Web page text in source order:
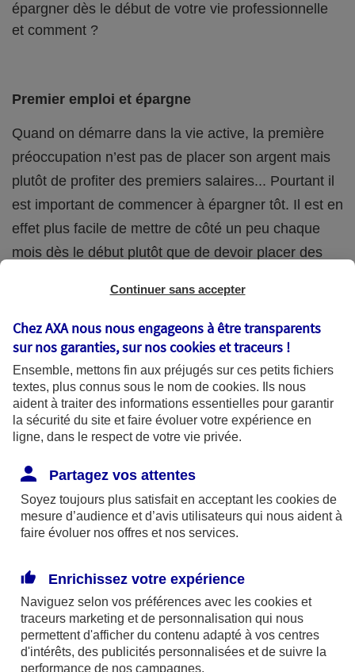
épargner dès le début de votre vie professionnelle
et comment ?
Premier emploi et épargne
Quand on démarre dans la vie active, la première
préoccupation n’est pas de placer son argent mais
plutôt de profiter des premiers salaires... Pourtant il
est important de commencer à épargner tôt. Il est en
effet plus facile de mettre de côté un peu chaque
mois dès le début plutôt que de devoir placer des
Votre épargne vous sera utile tout au long de votre
vie : en cas de dépense imprévue par exemple,
mais aussi pour préparer des projets à plus ou
moins long terme.
Commentconjuguer premier emploi et
épargne?
Une fois vos dépenses incontournables déduites, il
vous restera certainement une petite somme que
vous pourrez économiser chaque mois. Et grâce à
vous en rendre compte !
Vous pouvez choisir différentes solutions en fonction
de vos possibilités et de vos objectifs :
Vous souhaitez mettre de l’argent de côté en
Continuer sans accepter
Chez AXA nous nous engageons à être transparents
sur nos garanties, sur noscookies et traceurs !
Ensemble, mettons fin aux préjugés sur ces petits fichiers
textes, plus connus sous le nom de cookies. Ils nous
aident à traiter des informations essentielles pour garantir
la sécurité du site et faire évoluer votre expérience en
ligne, dans le respect de votre vie privée.
Partagez vos attentes
Soyez toujours plus satisfait en acceptant les cookies de
mesure d’audience et d’avis utilisateurs qui nous aident à
faire évoluer nos offres et nos services.
Enrichissez votre expérience
Naviguez selon vos préférences avec les cookies et
traceurs marketing et de personnalisation qui nous
permettent d'afficher du contenu adapté à vos centres
d'intérêts, des publicités personnalisées et de suivre la
performance de nos campagnes.